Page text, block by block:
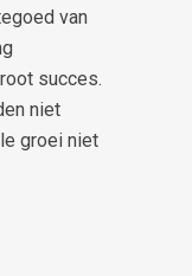
van
succes.
niet
groei niet